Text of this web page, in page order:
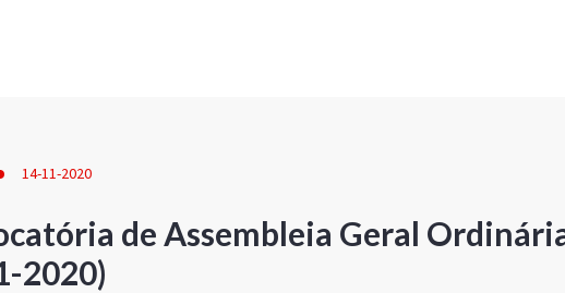
14-11-2020
de Assembleia Geral
2020)